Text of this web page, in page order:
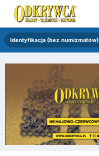
Identyfikacja (bez numizmatów)